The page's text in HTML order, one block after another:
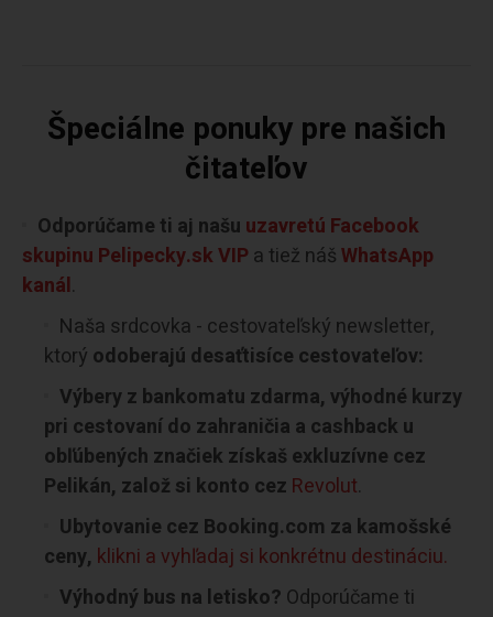
Špeciálne ponuky pre našich
čitateľov
Odporúčame ti aj našu uzavretú Facebook
skupinu Pelipecky.sk VIP a tiež nášWhatsApp
kanál.
Naša srdcovka - cestovateľský newsletter,
ktorý odoberajú desaťtisíce cestovateľov:
Výbery z bankomatu zdarma, výhodné kurzy
pri cestovaní do zahraničia a cashback u
obľúbených značiek získaš exkluzívne cez
Pelikán, založ si konto cez Revolut.
Ubytovanie cez Booking.com za kamošské
ceny, klikni a vyhľadaj si konkrétnu destináciu.
Výhodný bus na letisko? Odporúčame ti